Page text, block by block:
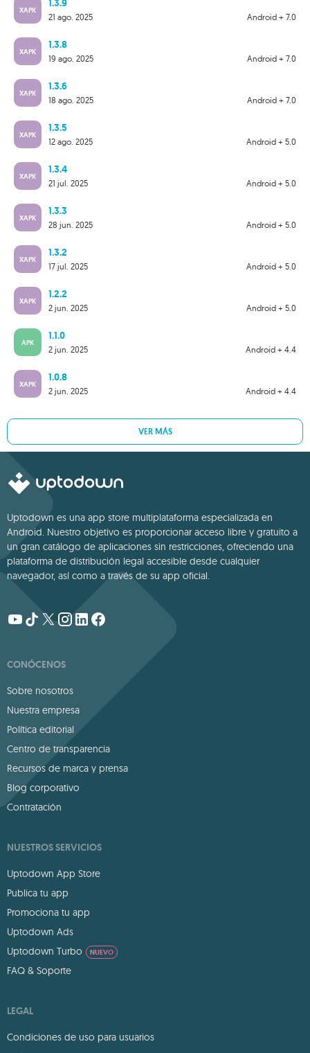
XAPK
1.3.9
Android + 7.0
21 ago. 2025
XAPK
1.3.8
Android + 7.0
19 ago. 2025
XAPK
1.3.6
Android + 7.0
18 ago. 2025
XAPK
1.3.5
Android + 5.0
12 ago. 2025
XAPK
1.3.4
Android + 5.0
21 jul. 2025
XAPK
1.3.3
Android + 5.0
28 jun. 2025
XAPK
1.3.2
Android + 5.0
17 jul. 2025
XAPK
1.2.2
Android + 5.0
2 jun. 2025
APK
1.1.0
Android + 4.4
2 jun. 2025
XAPK
1.0.8
Android + 4.4
2 jun. 2025
VER MÁS
Uptodown es una app store multiplataforma especializada en
Android. Nuestro objetivo es proporcionar acceso libre y gratuito a
un gran catálogo de aplicaciones sin restricciones, ofreciendo una
plataforma de distribución legal accesible desde cualquier
navegador, así como a través de su app oficial.
CONÓCENOS
Sobre nosotros
Nuestra empresa
Política editorial
Centro de transparencia
Recursos de marca y prensa
Blog corporativo
Contratación
NUESTROS SERVICIOS
Uptodown App Store
Publica tu app
Promociona tu app
Uptodown Ads
Uptodown Turbo
NUEVO
FAQ & Soporte
LEGAL
Condiciones de uso para usuarios